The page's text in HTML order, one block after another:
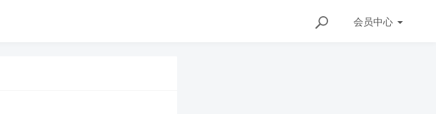
会员中心